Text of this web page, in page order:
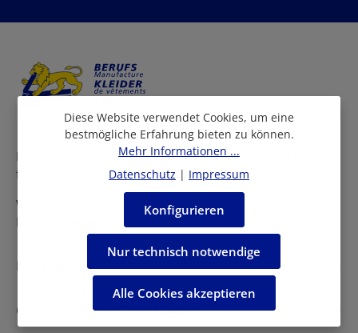
Ich habe dieDatenschutzbestimmungenzur Kenntnis
Bei uns finden Sie eine grosse Auswahl an Arbeitskleidern
für viele Berufe und Branchen.
Wir beraten Sie persönlich in allen Fragen rund um die
Einkleidung Ihrer Mitarbeiter.
Kontakt
Öffnungszeiten Fabrikladen
Diese Website verwendet Cookies, um eine
bestmögliche Erfahrung bieten zu können.
Mehr Informationen ...
Datenschutz | Impressum
Nur technisch notwendige
Konfigurieren
Alle Cookies akzeptieren